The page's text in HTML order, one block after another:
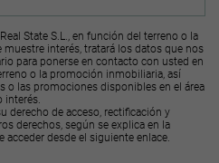
State S.L., en función del terreno o la
interés, tratará los datos que nos
para ponerse en contacto con usted en
o la promoción inmobiliaria, así
o las promociones disponibles en el área
interés.
derecho de acceso, rectificación y
derechos, según se explica en la
desde el siguiente enlace.